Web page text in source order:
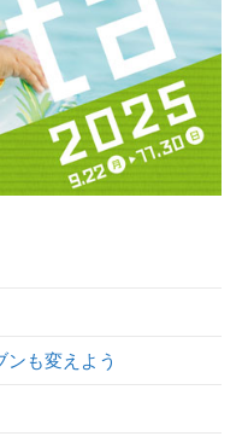
ンも変えよう